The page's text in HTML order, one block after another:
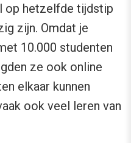
op hetzelfde tijdstip
zijn. Omdat je
10.000 studenten
ze ook online
elkaar kunnen
ook veel leren van